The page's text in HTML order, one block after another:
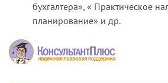
бухгалтера», « Практическое
планирование» и др.